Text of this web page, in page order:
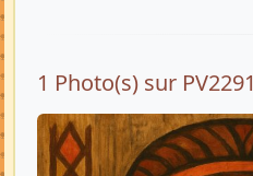
1 Photo(s) sur PV2291